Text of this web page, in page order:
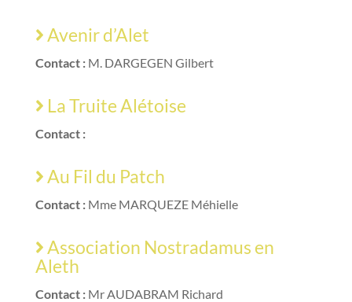
Avenir d’Alet
Contact :M. DARGEGEN Gilbert
La Truite Alétoise
Contact :
Au Fil du Patch
Contact :Mme MARQUEZE Méhielle
Association Nostradamus en
Aleth
Contact :Mr AUDABRAM Richard